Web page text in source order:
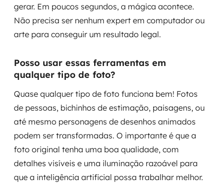
gerar. Em poucos segundos, a mágica acontece.
Não precisa ser nenhum expert em computador ou
arte para conseguir um resultado legal.
Posso usar essas ferramentas em
qualquer tipo de foto?
Quase qualquer tipo de foto funciona bem! Fotos
de pessoas, bichinhos de estimação, paisagens, ou
até mesmo personagens de desenhos animados
podem ser transformadas. O importante é que a
foto original tenha uma boa qualidade, com
detalhes visíveis e uma iluminação razoável para
que a inteligência artificial possa trabalhar melhor.